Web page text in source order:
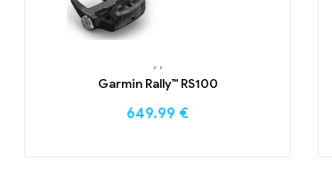
, ,
Garmin Rally™ RS100
649.99 €